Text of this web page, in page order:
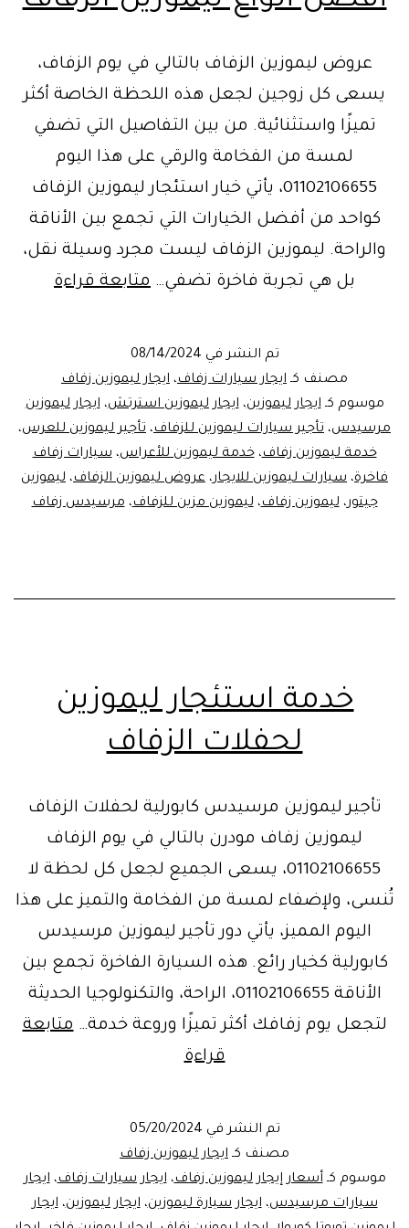
عروض ليموزين الزفاف بالتالي في يوم الزفاف،
يسعى كل زوجين لجعل هذه اللحظة الخاصة أكثر
تميزًا واستثنائية. من بين التفاصيل التي تضفي
لمسة من الفخامة والرقي على هذا اليوم
01102106655، يأتي خيار استئجار ليموزين الزفاف
كواحد من أفضل الخيارات التي تجمع بين الأناقة
والراحة. ليموزين الزفاف ليست مجرد وسيلة نقل،
بل هي تجربة فاخرة تضفي… متابعة قراءة
تم النشر في 08/14/2024
مصنف كـ ايجار سيارات زفاف، ايجار ليموزين زفاف
موسوم كـايجار ليموزين،ايجار ليموزين استرتش،ايجار ليموزين
مرسيدس، تأجير سيارات ليموزين للزفاف، تأجير ليموزين للعرس،
خدمة ليموزين زفاف،خدمة ليموزين للأعراس،سيارات زفاف
فاخرة، سيارات ليموزين للايجار، عروض ليموزين الزفاف، ليموزين
جيتور،ليموزين زفاف،ليموزين مزين للزفاف،مرسيدس زفاف
خدمة استئجار ليموزين
لحفلات الزفاف
تأجير ليموزين مرسيدس كابورلية لحفلات الزفاف
ليموزين زفاف مودرن بالتالي في يوم الزفاف
01102106655، يسعى الجميع لجعل كل لحظة لا
تُنسى، ولإضفاء لمسة من الفخامة والتميز على هذا
اليوم المميز، يأتي دور تأجير ليموزين مرسيدس
كابورلية كخيار رائع. هذه السيارة الفاخرة تجمع بين
الأناقة 01102106655، الراحة، والتكنولوجيا الحديثة
لتجعل يوم زفافك أكثر تميزًا وروعة خدمة…متابعة
قراءة
ليموزين
لحفلات
الزفاف
تم النشر في 05/20/2024
مصنف كـ ايجار ليموزين زفاف
موسوم كـأسعار إيجار ليموزين زفاف،ايجار سيارات زفاف،ايجار
سيارات مرسيدس،ايجار سيارة ليموزين،ايجار ليموزين،ايجار